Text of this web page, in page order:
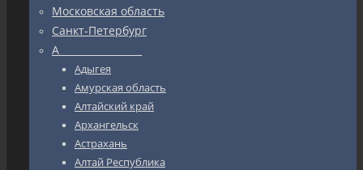
Московская область
Санкт-Петербург
А_________________
Адыгея
Амурская область
Алтайский край
Архангельск
Астрахань
Алтай Республика